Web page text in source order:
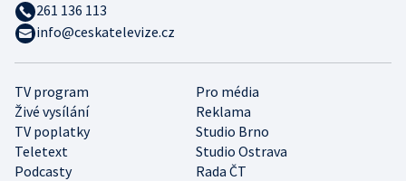
TV program
Pro média
Živé vysílání
Reklama
TV poplatky
Studio Brno
Teletext
Studio Ostrava
Podcasty
Rada ČT
261 136 113
info@ceskatelevize.cz